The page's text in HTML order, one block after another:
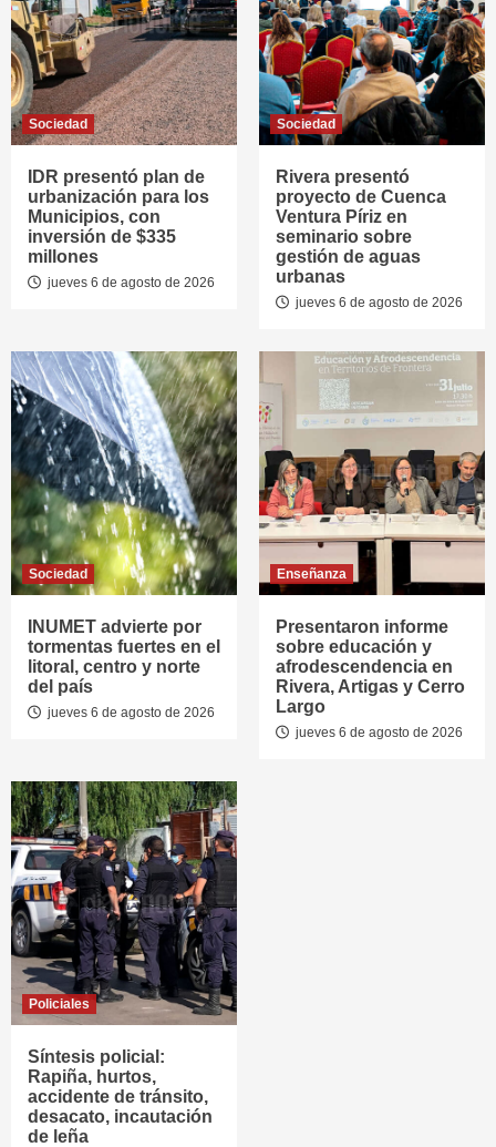
Sociedad
IDR presentó plan de
urbanización para los
Municipios, con
inversión de $335
millones
jueves 6 de agosto de 2026
Sociedad
Rivera presentó
proyecto de Cuenca
Ventura Píriz en
seminario sobre
gestión de aguas
urbanas
jueves 6 de agosto de 2026
Sociedad
INUMET advierte por
tormentas fuertes en el
litoral, centro y norte
del país
jueves 6 de agosto de 2026
Enseñanza
Presentaron informe
sobre educación y
afrodescendencia en
Rivera, Artigas y Cerro
Largo
jueves 6 de agosto de 2026
Policiales
Síntesis policial:
Rapiña, hurtos,
accidente de tránsito,
desacato, incautación
de leña